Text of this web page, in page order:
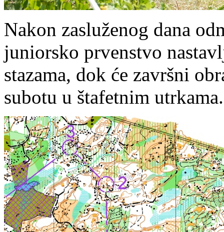
Nakon zasluženog dana
juniorsko prvenstvo
stazama, dok će završni
subotu u štafetnim utrkama.